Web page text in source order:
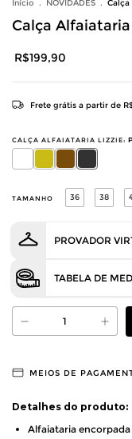
Início . NOVIDADES .
Calça
R$199,90
Frete grátis a partir de
CALÇA ALFAIATARIA LIZZIE:
TAMANHO 36 38
PROVADOR
TABELA DE
MEIOS DE
Detalhes do produto:
Alfaiataria